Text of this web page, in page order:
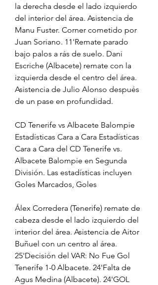
la derecha desde el lado izquierdo
del interior del área. Asistencia de
Manu Fuster. Corner cometido por
Juan Soriano. 11'Remate parado
bajo palos a rás de suelo. Dani
Escriche (Albacete) remate con la
izquierda desde el centro del área.
Asistencia de Julio Alonso después
de un pase en profundidad.
CD Tenerife vs Albacete Balompie
Estadísticas Cara a Cara Estadísticas
Cara a Cara del CD Tenerife vs.
Albacete Balompie en Segunda
División. Las estadísticas incluyen
Goles Marcados, Goles
Álex Corredera (Tenerife) remate de
cabeza desde el lado izquierdo del
interior del área. Asistencia de Aitor
Buñuel con un centro al área.
25'Decisión del VAR: No Fue Gol
Tenerife 1-0 Albacete. 24'Falta de
Agus Medina (Albacete). 24'GOL